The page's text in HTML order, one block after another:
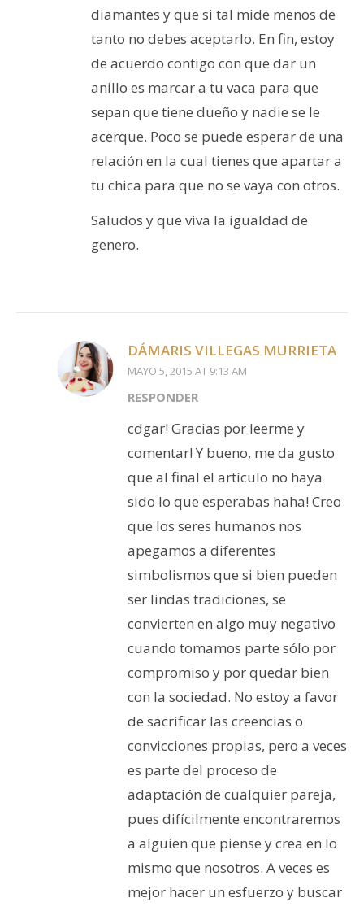
diamantes y que si tal mide menos de
tanto no debes aceptarlo. En fin, estoy
de acuerdo contigo con que dar un
anillo es marcar a tu vaca para que
sepan que tiene dueño y nadie se le
acerque. Poco se puede esperar de una
relación en la cual tienes que apartar a
tu chica para que no se vaya con otros.
Saludos y que viva la igualdad de
genero.
DÁMARIS VILLEGAS MURRIETA
MAYO 5, 2015 AT 9:13 AM
RESPONDER
cdgar! Gracias por leerme y
comentar! Y bueno, me da gusto
que al final el artículo no haya
sido lo que esperabas haha! Creo
que los seres humanos nos
apegamos a diferentes
simbolismos que si bien pueden
ser lindas tradiciones, se
convierten en algo muy negativo
cuando tomamos parte sólo por
compromiso y por quedar bien
con la sociedad. No estoy a favor
de sacrificar las creencias o
convicciones propias, pero a veces
es parte del proceso de
adaptación de cualquier pareja,
pues difícilmente encontraremos
a alguien que piense y crea en lo
mismo que nosotros. A veces es
mejor hacer un esfuerzo y buscar